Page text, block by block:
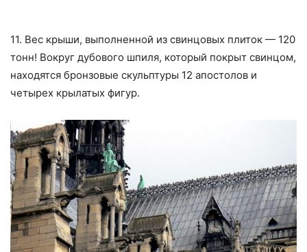
11. Вес крыши, выполненной из свинцовых плиток — 120
тонн! Вокруг дубового шпиля, который покрыт свинцом,
находятся бронзовые скульптуры 12 апостолов и
четырех крылатых фигур.